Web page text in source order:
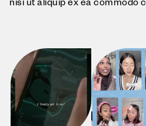
nisi ut aliquip ex ea commodo